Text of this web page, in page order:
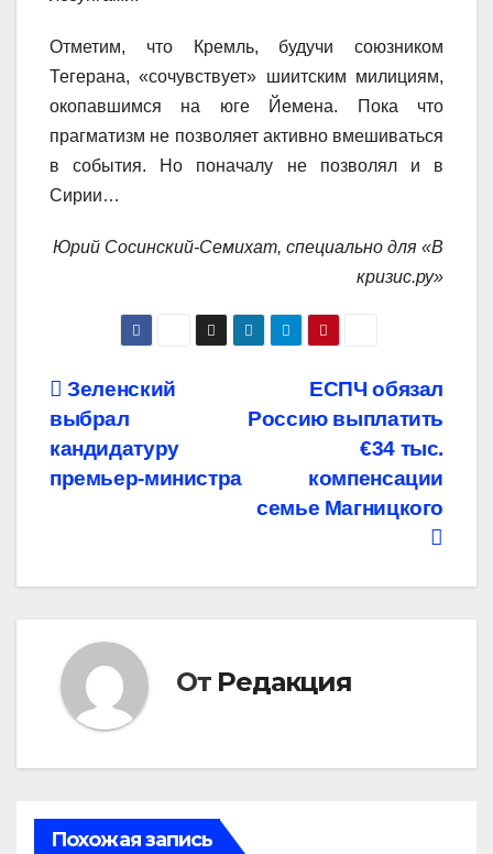
Отметим, что Кремль, будучи союзником
Тегерана, «сочувствует» шиитским милициям,
окопавшимся на юге Йемена. Пока что
прагматизм не позволяет активно вмешиваться
в события. Но поначалу не позволял и в
Сирии…
Юрий Сосинский-Семихат, специально для «В
кризис.ру»
Навигация
по
записям
ЕСПЧ обязал
Россию выплатить
€34 тыс.
компенсации
семье Магницкого
Зеленский
выбрал
кандидатуру
премьер-министра
От Редакция
Похожая запись